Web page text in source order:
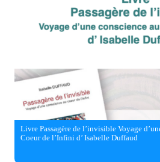
Livre Passagère de l’invisible Voyage
Coeur de l’Infini d’ Isabelle Duffaud